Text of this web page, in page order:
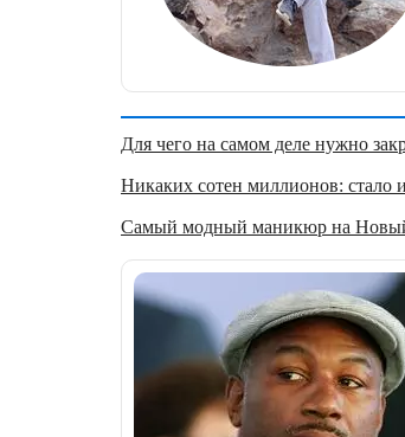
Для чего на самом деле нужно
Никаких сотен миллионов: стало
Самый модный маникюр на Новый